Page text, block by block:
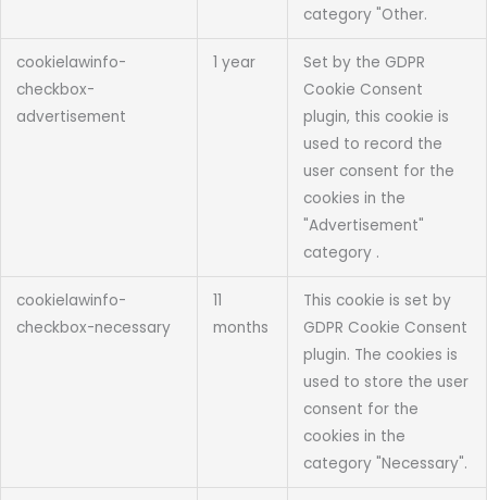
category "Other.
cookielawinfo-
checkbox-
advertisement
1 year
Set by the GDPR
Cookie Consent
plugin, this cookie is
used to record the
user consent for the
cookies in the
"Advertisement"
category .
cookielawinfo-
checkbox-necessary
11
months
This cookie is set by
GDPR Cookie Consent
plugin. The cookies is
used to store the user
consent for the
cookies in the
category "Necessary".